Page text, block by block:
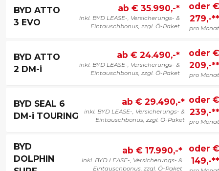
BYD ATTO
3 EVO
ab € 35.990,-*
inkl. BYD LEASE-, Versicherungs- &
Eintauschbonus, zzgl. Ö-Paket
oder €
279,-**
pro Monat
BYD ATTO
2 DM-i
ab € 24.490,-*
inkl. BYD LEASE-, Versicherungs- &
Eintauschbonus, zzgl. Ö-Paket
oder €
209,-**
pro Monat
BYD SEAL 6
DM-i TOURING
ab € 29.490,-*
inkl. BYD LEASE-, Versicherungs- &
Eintauschbonus, zzgl. Ö-Paket
oder €
239,-**
pro Monat
BYD
DOLPHIN
ab € 17.990,-*
inkl. BYD LEASE-, Versicherungs- &
Eintauschbonus, zzgl. Ö-Paket
oder €
149,-**